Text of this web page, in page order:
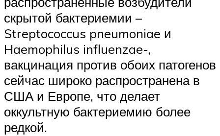
скрытой бактериемии –
Streptococcus pneumoniae и
Haemophilus influenzae-,
вакцинация против обоих патогенов
сейчас широко распространена в
США и Европе, что делает
оккультную бактериемию более
редкой.